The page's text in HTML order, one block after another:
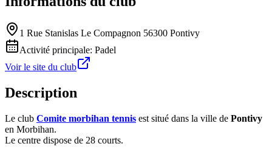
1 Rue Stanislas Le Compagnon 56300 Pontivy
Activité principale: Padel
Voir le site du club
Description
Le club Comite morbihan tennis est situé dans la ville de Pontivy
en Morbihan.
Le centre dispose de 28 courts.